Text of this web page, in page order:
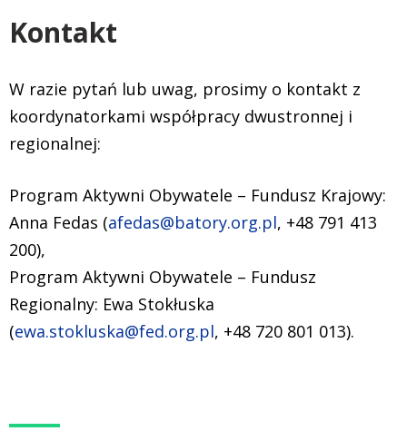
Kontakt
W razie pytań lub uwag, prosimy o kontakt z
koordynatorkami współpracy dwustronnej i
regionalnej:
Program Aktywni Obywatele – Fundusz Krajowy:
Anna Fedas (afedas@batory.org.pl, +48 791 413
200),
Program Aktywni Obywatele – Fundusz
Regionalny: Ewa Stokłuska
(ewa.stokluska@fed.org.pl, +48 720 801 013).